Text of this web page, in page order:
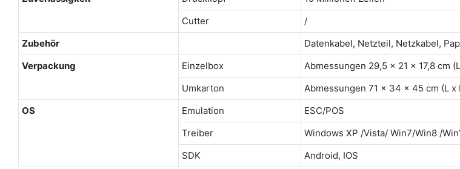
Cutter
/
Zubehör
Datenkabel, Netzteil, Netzkabel,
Verpackung
Einzelbox Abmessungen 29,5 x 21 x 17,8 cm
Umkarton
Abmessungen 71 x 34 x 45 cm (L x
OS
Emulation
ESC/POS
Treiber
Windows XP /Vista/ Win7/Win8 /
SDK
Android, IOS